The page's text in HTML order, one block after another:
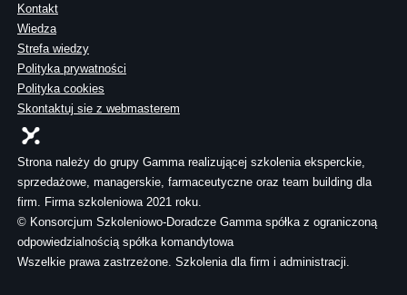
Kontakt
Wiedza
Strefa wiedzy
Polityka prywatności
Polityka cookies
Skontaktuj sie z webmasterem
Strona należy do grupy Gamma realizującej szkolenia eksperckie,
sprzedażowe, managerskie, farmaceutyczne oraz team building dla
firm. Firma szkoleniowa 2021 roku.
© Konsorcjum Szkoleniowo-Doradcze Gamma spółka z ograniczoną
odpowiedzialnością spółka komandytowa
Wszelkie prawa zastrzeżone. Szkolenia dla firm i administracji.